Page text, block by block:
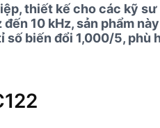
thiết kế cho các kỹ
10 kHz, sản phẩm
số biến đổi 1,000/5,